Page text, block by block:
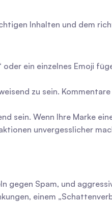
Inhalten und dem
oder ein einzelnes Emoji
zu sein.
sein. Wenn Ihre Marke
unvergesslicher
gegen Spam, und
einem